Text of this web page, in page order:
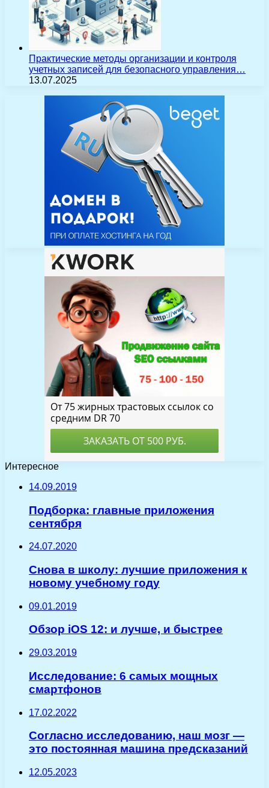
Практические методы организации и контроля
учетных записей для безопасного управления…
13.07.2025
Интересное
14.09.2019
Подборка: главные приложения
сентября
24.07.2020
Снова в школу: лучшие приложения к
новому учебному году
09.01.2019
Обзор iOS 12: и лучше, и быстрее
29.03.2019
Исследование: 6 самых мощных
смартфонов
17.02.2022
Согласно исследованию, наш мозг —
это постоянная машина предсказаний
12.05.2023